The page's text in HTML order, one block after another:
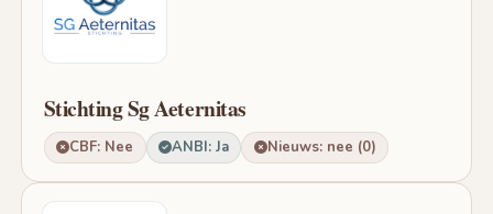
Stichting Sg Aeternitas
CBF: Nee ANBI: Ja Nieuws: nee (0)